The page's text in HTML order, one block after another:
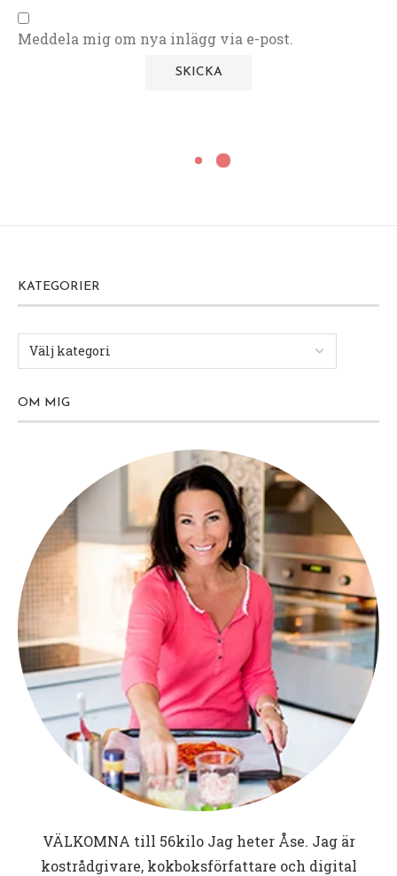
Meddela mig om nya inlägg via e-post.
KATEGORIER
OM MIG
VÄLKOMNA till 56kiloJag heter Åse. Jag är
kostrådgivare, kokboksförfattare och digital